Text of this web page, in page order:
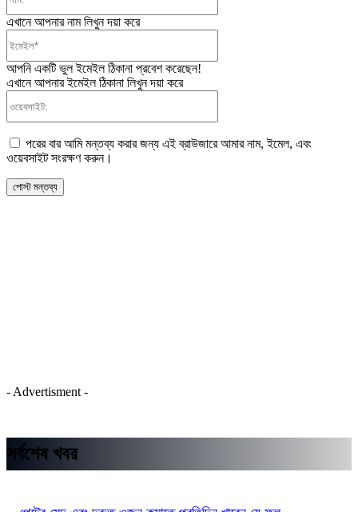
এখানে আপনার নাম লিখুন দয়া করে
আপনি একটি ভুল ইমেইল ঠিকানা প্রবেশ করেছেন!
এখানে আপনার ইমেইল ঠিকানা লিখুন দয়া করে
পরের বার আমি মন্তব্য করার জন্য এই ব্রাউজারে আমার নাম, ইমেল, এবং
ওয়েবসাইট সংরক্ষণ করুন।
- Advertisment -
সর্বশেষ খবর